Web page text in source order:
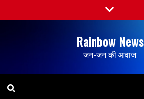
Rainbow News
जन-जन की आवाज